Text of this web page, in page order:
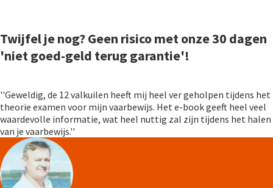
Twijfel je nog? Geen risico met onze 30 dagen
'niet goed-geld terug garantie'!
''Geweldig, de 12 valkuilen heeft mij heel ver geholpen tijdens het
theorie examen voor mijn vaarbewijs. Het e-book geeft heel veel
waardevolle informatie, wat heel nuttig zal zijn tijdens het halen
van je vaarbewijs.''